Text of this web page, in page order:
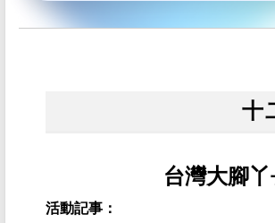
十
台灣大腳
活動記事：